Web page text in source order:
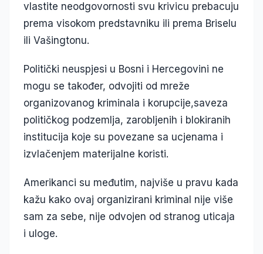
vlastite neodgovornosti svu krivicu prebacuju
prema visokom predstavniku ili prema Briselu
ili Vašingtonu.
Politički neuspjesi u Bosni i Hercegovini ne
mogu se također, odvojiti od mreže
organizovanog kriminala i korupcije,saveza
političkog podzemlja, zarobljenih i blokiranih
institucija koje su povezane sa ucjenama i
izvlačenjem materijalne koristi.
Amerikanci su međutim, najviše u pravu kada
kažu kako ovaj organizirani kriminal nije više
sam za sebe, nije odvojen od stranog uticaja
i uloge.